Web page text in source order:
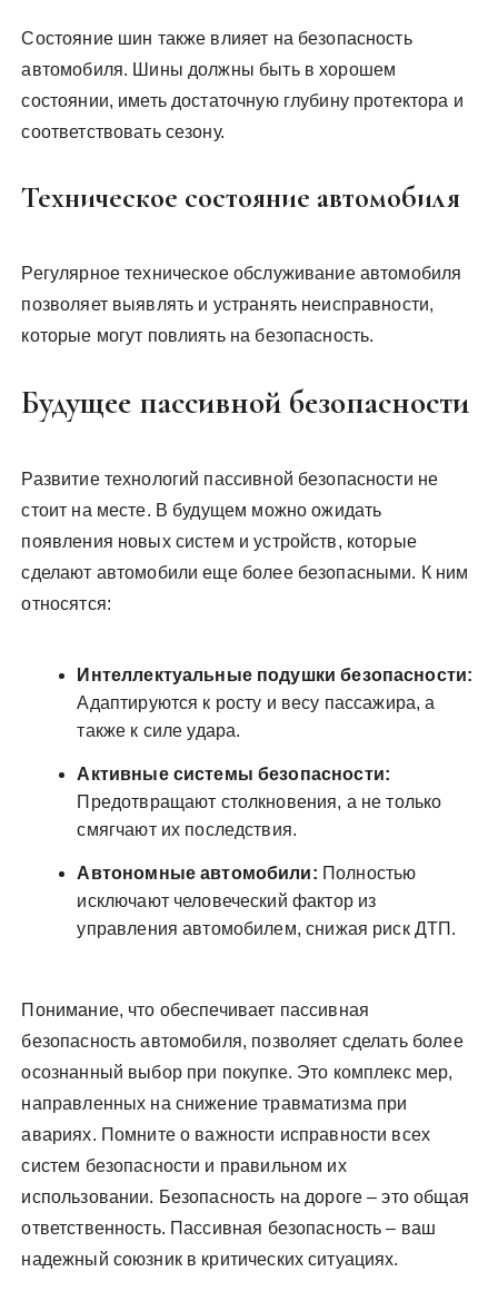
Состояние шин также влияет на безопасность
автомобиля. Шины должны быть в хорошем
состоянии, иметь достаточную глубину протектора и
соответствовать сезону.
Техническое состояние автомобиля
Регулярное техническое обслуживание автомобиля
позволяет выявлять и устранять неисправности,
которые могут повлиять на безопасность.
Будущее пассивной безопасности
Развитие технологий пассивной безопасности не
стоит на месте. В будущем можно ожидать
появления новых систем и устройств, которые
сделают автомобили еще более безопасными. К ним
относятся:
Интеллектуальные подушки безопасности:
Адаптируются к росту и весу пассажира, а
также к силе удара.
Активные системы безопасности:
Предотвращают столкновения, а не только
смягчают их последствия.
Автономные автомобили: Полностью
исключают человеческий фактор из
управления автомобилем, снижая риск ДТП.
Понимание, что обеспечивает пассивная
безопасность автомобиля, позволяет сделать более
осознанный выбор при покупке. Это комплекс мер,
направленных на снижение травматизма при
авариях. Помните о важности исправности всех
систем безопасности и правильном их
использовании. Безопасность на дороге – это общая
ответственность. Пассивная безопасность – ваш
надежный союзник в критических ситуациях.